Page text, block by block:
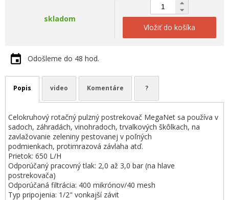
skladom
Vložiť do košíka
Odošleme do 48 hod.
Popis video Komentáre ?
Celokruhový rotačný pulzný postrekovač MegaNet sa používa v
sadoch, záhradách, vinohradoch, trvalkových škôlkach, na
zavlažovanie zeleniny pestovanej v poľných
podmienkach, protimrazová závlaha atď.
Prietok: 650 L/H
Odporúčaný pracovný tlak: 2,0 až 3,0 bar (na hlave
postrekovača)
Odporúčaná filtrácia: 400 mikrónov/40 mesh
Typ pripojenia: 1/2" vonkajší závit